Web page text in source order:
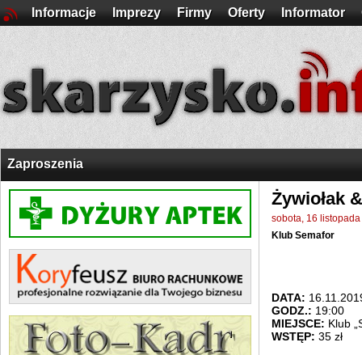
Informacje Imprezy Firmy Oferty Informator
Zaproszenia
Żywiołak
sobota, 16
Klub Semafor
DATA:
GODZ.: 19:00
MIEJSCE: Klub
WSTĘP: 35 zł